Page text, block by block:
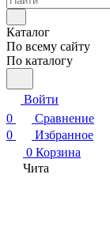
Каталог
По всему сайту
По каталогу
Войти
0
Сравнение
0
Избранное
0 Корзина
Чита